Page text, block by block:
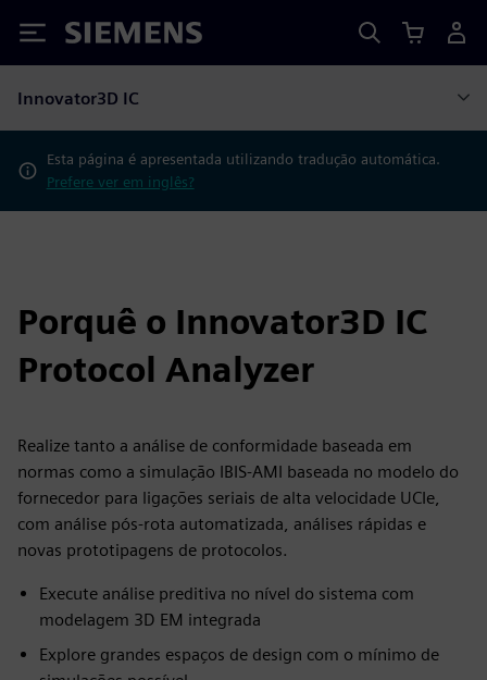
Siemens
Innovator3D IC
Esta página é apresentada utilizando tradução automática.
Prefere ver em inglês?
Porquê o Innovator3D IC
Protocol Analyzer
Realize tanto a análise de conformidade baseada em
normas como a simulação IBIS-AMI baseada no modelo do
fornecedor para ligações seriais de alta velocidade UCIe,
com análise pós-rota automatizada, análises rápidas e
novas prototipagens de protocolos.
Execute análise preditiva no nível do sistema com
modelagem 3D EM integrada
Explore grandes espaços de design com o mínimo de